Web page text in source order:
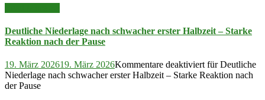
Deutliche Niederlage nach schwacher erster Halbzeit – Starke
Reaktion nach der Pause
19. März 202619. März 2026Kommentare deaktiviert für Deutliche
Niederlage nach schwacher erster Halbzeit – Starke Reaktion nach
der Pause